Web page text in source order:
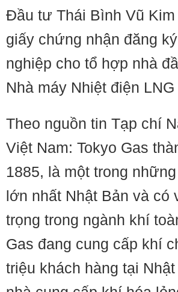
Đầu tư Thái Bình Vũ
giấy chứng nhận đăng
nghiệp cho tổ hợp nhà
Nhà máy Nhiệt điện
Theo nguồn tin Tạp chí
Việt Nam: Tokyo Gas
1885, là một trong
lớn nhất Nhật Bản và có
trọng trong ngành khí
Gas đang cung cấp khí
triệu khách hàng tại